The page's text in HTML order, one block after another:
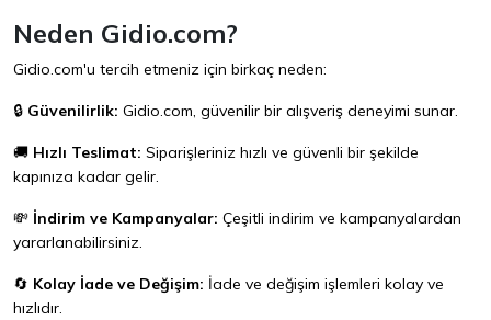
Neden Gidio.com?
Gidio.com'u tercih etmeniz için birkaç neden:
🔒 Güvenilirlik: Gidio.com, güvenilir bir alışveriş deneyimi sunar.
🚚 Hızlı Teslimat: Siparişleriniz hızlı ve güvenli bir şekilde
kapınıza kadar gelir.
💸 İndirim ve Kampanyalar: Çeşitli indirim ve kampanyalardan
yararlanabilirsiniz.
🔄 Kolay İade ve Değişim: İade ve değişim işlemleri kolay ve
hızlıdır.